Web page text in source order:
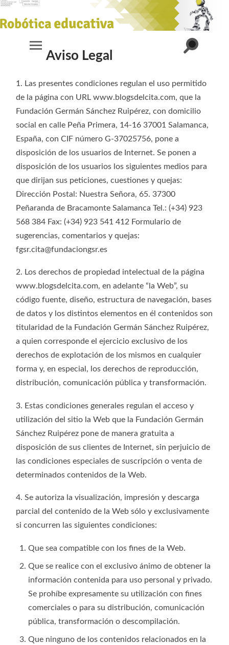
Alternar
Alternar
el
búsqueda
Aviso Legal
1. Las presentes condiciones regulan el uso permitido
de la página con URL www.blogsdelcita.com, que la
Fundación Germán Sánchez Ruipérez, con domicilio
social en calle Peña Primera, 14-16 37001 Salamanca,
España, con CIF número G-37025756, pone a
disposición de los usuarios de Internet. Se ponen a
disposición de los usuarios los siguientes medios para
que dirijan sus peticiones, cuestiones y quejas:
Dirección Postal: Nuestra Señora, 65. 37300
Peñaranda de Bracamonte Salamanca Tel.: (+34) 923
568 384 Fax: (+34) 923 541 412 Formulario de
sugerencias, comentarios y quejas:
fgsr.cita@fundaciongsr.es
2. Los derechos de propiedad intelectual de la página
www.blogsdelcita.com, en adelante “la Web”, su
código fuente, diseño, estructura de navegación, bases
de datos y los distintos elementos en él contenidos son
titularidad de la Fundación Germán Sánchez Ruipérez,
a quien corresponde el ejercicio exclusivo de los
derechos de explotación de los mismos en cualquier
forma y, en especial, los derechos de reproducción,
distribución, comunicación pública y transformación.
3. Estas condiciones generales regulan el acceso y
utilización del sitio la Web que la Fundación Germán
Sánchez Ruipérez pone de manera gratuita a
disposición de sus clientes de Internet, sin perjuicio de
las condiciones especiales de suscripción o venta de
determinados contenidos de la Web.
4. Se autoriza la visualización, impresión y descarga
parcial del contenido de la Web sólo y exclusivamente
si concurren las siguientes condiciones:
Que sea compatible con los fines de la Web.
Que se realice con el exclusivo ánimo de obtener la
información contenida para uso personal y privado.
Se prohíbe expresamente su utilización con fines
comerciales o para su distribución, comunicación
pública, transformación o descompilación.
Que ninguno de los contenidos relacionados en la